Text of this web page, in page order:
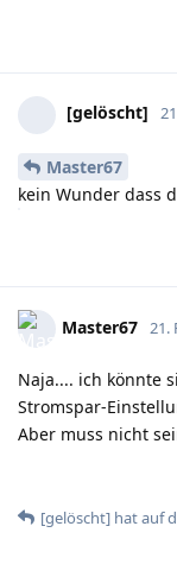
[gelöscht]
Master67
kein Wunder dass
Master67 21.
Naja.... ich könnte
Stromspar-
Aber muss nicht
[gelöscht] hatauf